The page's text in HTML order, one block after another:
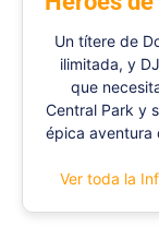
Un títere de
ilimitada, y
que
Central Park y
épica aventura
Ver toda la